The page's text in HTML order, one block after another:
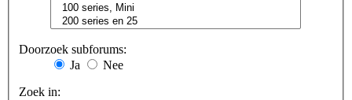
Doorzoek subforums:
Ja
Nee
Zoek in: